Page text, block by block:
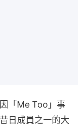
「Me Too」事
日成員之一的大